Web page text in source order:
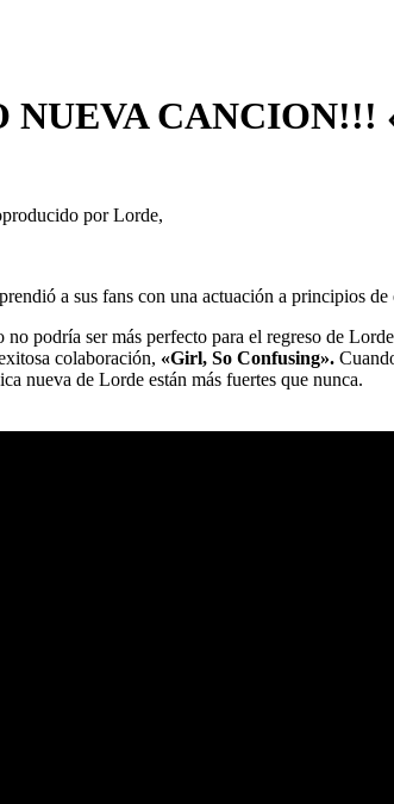
CANCION!!!
por Lorde,
a sus fans con una actuación a principios de
podría ser más perfecto para el regreso de
colaboración, «Girl, So Confusing».
nueva de Lorde están más fuertes que nunca.